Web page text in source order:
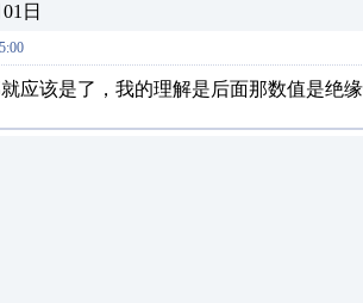
日
应该是了，我的理解是后面那数值是绝